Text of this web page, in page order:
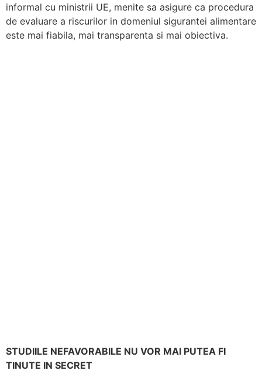
informal cu ministrii UE, menite sa asigure ca procedura
de evaluare a riscurilor in domeniul sigurantei alimentare
este mai fiabila, mai transparenta si mai obiectiva.
STUDIILE NEFAVORABILE NU VOR MAI PUTEA FI
TINUTE IN SECRET